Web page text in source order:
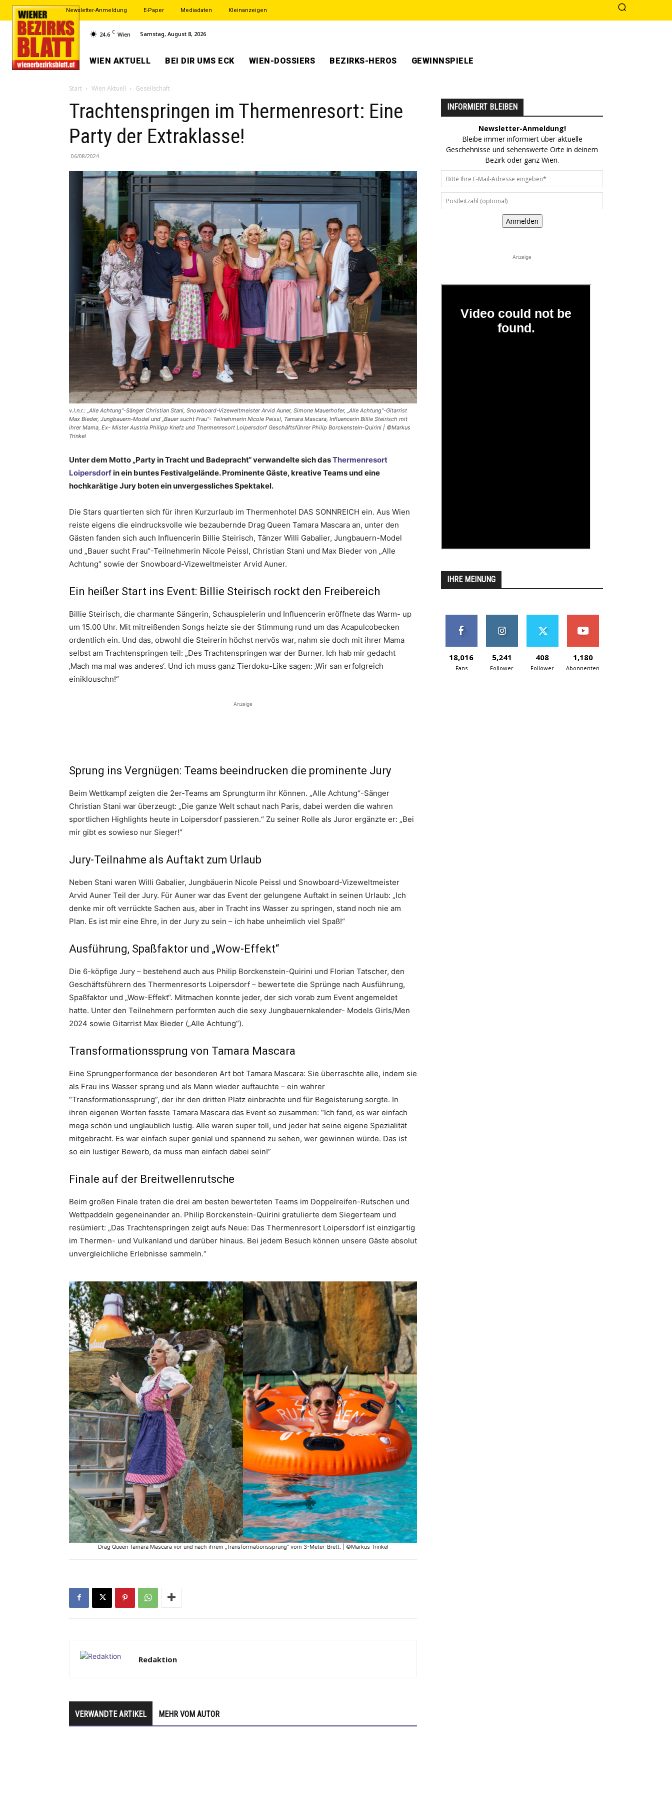
Newsletter-Anmeldung E-Paper Mediadaten Kleinanzeigen
24.6 C Wien Samstag, August 8, 2026
WIEN AKTUELL BEI DIR UMS ECK WIEN-DOSSIERS BEZIRKS-HEROS GEWINNSPIELE
Start Wien Aktuell Gesellschaft
Trachtenspringen im Thermenresort: Eine
Party der Extraklasse!
06/08/2024
v.l.n.r.: „Alle Achtung“-Sänger Christian Stani, Snowboard-Vizeweltmeister Arvid Auner, Simone Mauerhofer, „Alle Achtung“-Gitarrist
Max Bieder, Jungbauern-Model und „Bauer sucht Frau“- Teilnehmerin Nicole Peissl, Tamara Mascara, Influencerin Billie Steirisch mit
ihrer Mama, Ex- Mister Austria Philipp Knefz und Thermenresort Loipersdorf Geschäftsführer Philip Borckenstein-Quirini | ©Markus
Trinkel
Unter dem Motto „Party in Tracht und Badepracht“ verwandelte sich dasThermenresort
Loipersdorfin ein buntes Festivalgelände. Prominente Gäste, kreative Teams und eine
hochkarätige Jury boten ein unvergessliches Spektakel.
Die Stars quartierten sich für ihren Kurzurlaub im Thermenhotel DAS SONNREICH ein. Aus Wien
reiste eigens die eindrucksvolle wie bezaubernde Drag Queen Tamara Mascara an, unter den
Gästen fanden sich auch Influencerin Billie Steirisch, Tänzer Willi Gabalier, Jungbauern-Model
und „Bauer sucht Frau“-Teilnehmerin Nicole Peissl, Christian Stani und Max Bieder von „Alle
Achtung“ sowie der Snowboard-Vizeweltmeister Arvid Auner.
Ein heißer Start ins Event: Billie Steirisch rockt den Freibereich
Billie Steirisch, die charmante Sängerin, Schauspielerin und Influencerin eröffnete das Warm- up
um 15.00 Uhr. Mit mitreißenden Songs heizte sie der Stimmung rund um das Acapulcobecken
ordentlich ein. Und das, obwohl die Steirerin höchst nervös war, nahm sie doch mit ihrer Mama
selbst am Trachtenspringen teil: „Des Trachtenspringen war der Burner. Ich hab mir gedacht
‚Mach ma mal was anderes‘. Und ich muss ganz Tierdoku-Like sagen: ‚Wir san erfolgreich
einiklouschn!“
Anzeige
Sprung ins Vergnügen: Teams beeindrucken die prominente Jury
Beim Wettkampf zeigten die 2er-Teams am Sprungturm ihr Können. „Alle Achtung“-Sänger
Christian Stani war überzeugt: „Die ganze Welt schaut nach Paris, dabei werden die wahren
sportlichen Highlights heute in Loipersdorf passieren.“ Zu seiner Rolle als Juror ergänzte er: „Bei
mir gibt es sowieso nur Sieger!“
Jury-Teilnahme als Auftakt zum Urlaub
Neben Stani waren Willi Gabalier, Jungbäuerin Nicole Peissl und Snowboard-Vizeweltmeister
Arvid Auner Teil der Jury. Für Auner war das Event der gelungene Auftakt in seinen Urlaub: „Ich
denke mir oft verrückte Sachen aus, aber in Tracht ins Wasser zu springen, stand noch nie am
Plan. Es ist mir eine Ehre, in der Jury zu sein – ich habe unheimlich viel Spaß!“
Ausführung, Spaßfaktor und „Wow-Effekt“
Die 6-köpfige Jury – bestehend auch aus Philip Borckenstein-Quirini und Florian Tatscher, den
Geschäftsführern des Thermenresorts Loipersdorf – bewertete die Sprünge nach Ausführung,
Spaßfaktor und „Wow-Effekt“. Mitmachen konnte jeder, der sich vorab zum Event angemeldet
hatte. Unter den Teilnehmern performten auch die sexy Jungbauernkalender- Models Girls/Men
2024 sowie Gitarrist Max Bieder („Alle Achtung“).
Transformationssprung von Tamara Mascara
Eine Sprungperformance der besonderen Art bot Tamara Mascara: Sie überraschte alle, indem sie
als Frau ins Wasser sprang und als Mann wieder auftauchte – ein wahrer
“Transformationssprung”, der ihr den dritten Platz einbrachte und für Begeisterung sorgte. In
ihren eigenen Worten fasste Tamara Mascara das Event so zusammen: “Ich fand, es war einfach
mega schön und unglaublich lustig. Alle waren super toll, und jeder hat seine eigene Spezialität
mitgebracht. Es war einfach super genial und spannend zu sehen, wer gewinnen würde. Das ist
so ein lustiger Bewerb, da muss man einfach dabei sein!”
Finale auf der Breitwellenrutsche
Beim großen Finale traten die drei am besten bewerteten Teams im Doppelreifen-Rutschen und
Wettpaddeln gegeneinander an. Philip Borckenstein-Quirini gratulierte dem Siegerteam und
resümiert: „Das Trachtenspringen zeigt aufs Neue: Das Thermenresort Loipersdorf ist einzigartig
im Thermen- und Vulkanland und darüber hinaus. Bei jedem Besuch können unsere Gäste absolut
unvergleichliche Erlebnisse sammeln.“
Drag Queen Tamara Mascara vor und nach ihrem „Transformationssprung“ vom 3-Meter-Brett. | ©Markus Trinkel
Redaktion
VERWANDTE ARTIKEL MEHR VOM AUTOR
INFORMIERT BLEIBEN
Newsletter-Anmeldung!
Bleibe immer informiert über aktuelle
Geschehnisse und sehenswerte Orte in deinem
Bezirk oder ganz Wien.
Anmelden
Anzeige
IHRE MEINUNG
18,016
Fans
5,241
Follower
408
Follower
1,180
Abonnenten